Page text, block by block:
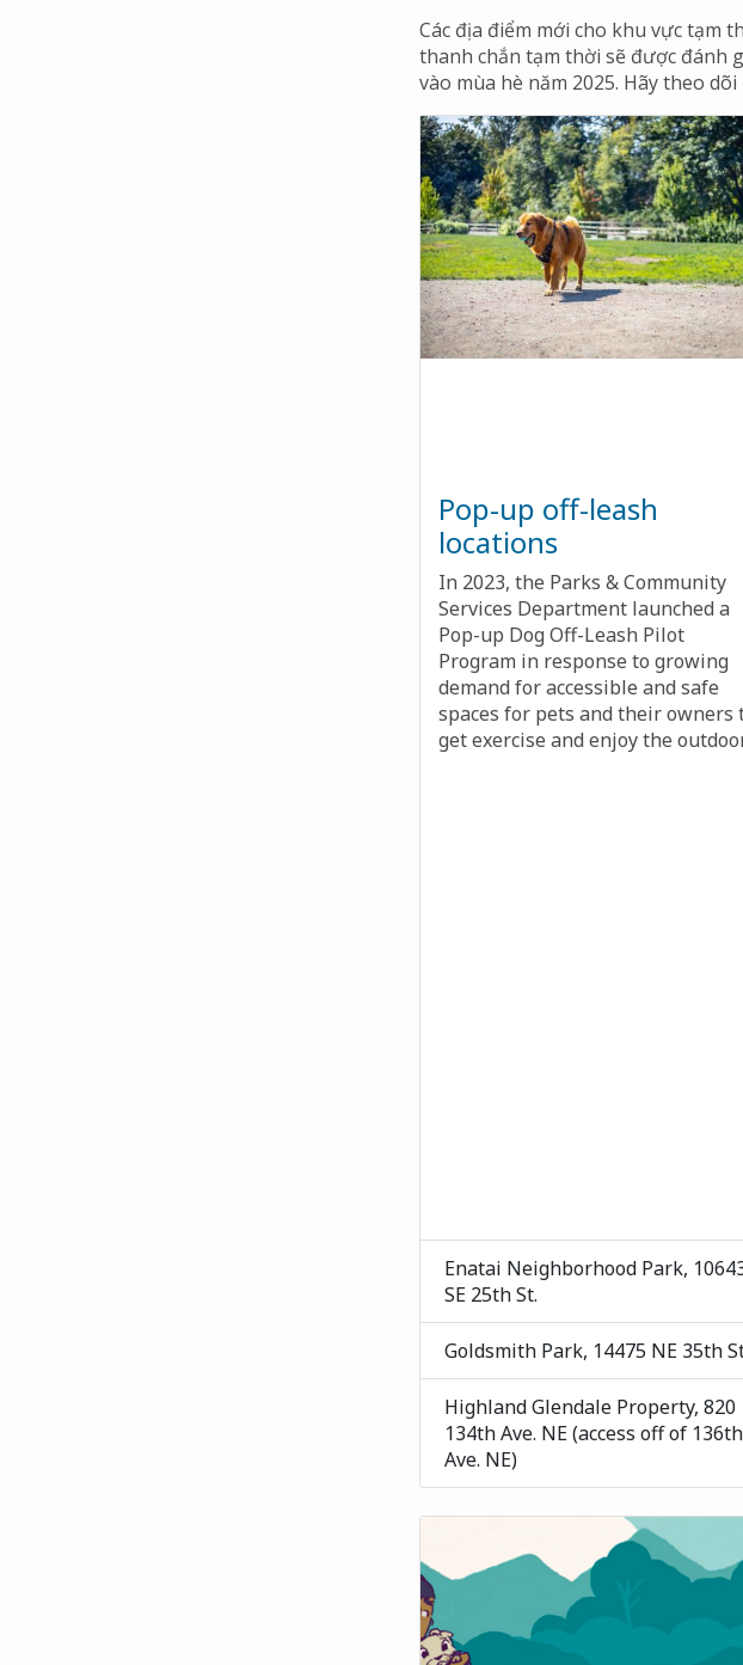
Các địa điểm mới cho khu vực tạm
thanh chắn tạm thời sẽ được đánh
vào mùa hè năm 2025. Hãy theo
Pop-up off-leash
locations
In 2023, the Parks & Community
Services Department launched a
Pop-up Dog Off-Leash Pilot
Program in response to growing
demand for accessible and safe
spaces for pets and their owners
get exercise and enjoy the
Enatai Neighborhood Park,
SE 25th St.
Goldsmith Park, 14475 NE 35th
Highland Glendale Property, 820
134th Ave. NE (access off of 136th
Ave. NE)